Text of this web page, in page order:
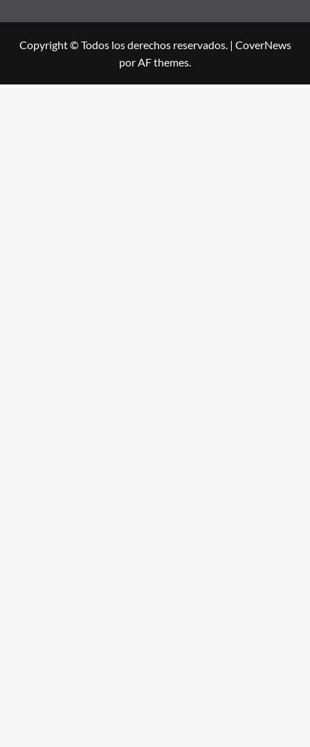
Copyright © Todos los derechos reservados. | CoverNews
por AF themes.